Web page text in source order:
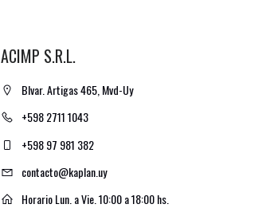
ACIMP S.R.L.
Blvar. Artigas 465, Mvd-Uy
+598 2711 1043
+598 97 981 382
contacto@kaplan.uy
Horario Lun. a Vie. 10:00 a 18:00 hs.